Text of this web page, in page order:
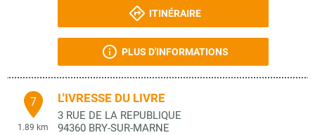
ITINÉRAIRE
PLUS D'INFORMATIONS
7
1.89 km
L'IVRESSE DU LIVRE
3 RUE DE LA REPUBLIQUE
94360 BRY-SUR-MARNE